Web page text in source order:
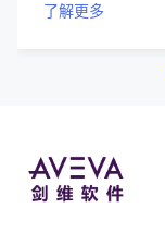
了解更多